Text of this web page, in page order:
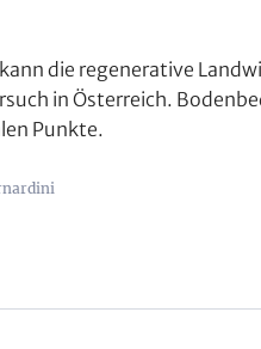
die regenerative
in Österreich.
Punkte.